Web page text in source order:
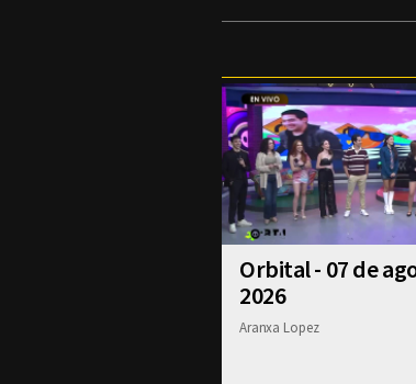
Orbital - 07 de
2026
Aranxa Lopez